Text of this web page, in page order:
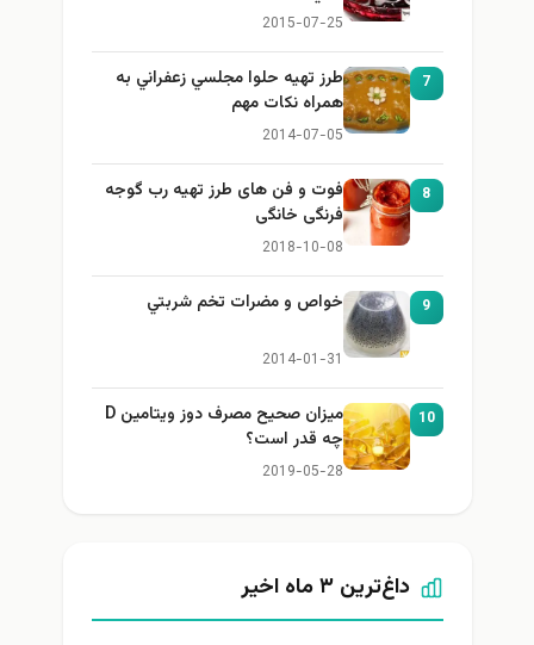
2015-07-25
7
طرز تهيه حلوا مجلسي زعفراني به
همراه نكات مهم
2014-07-05
8
فوت و فن های طرز تهیه رب گوجه
فرنگی خانگی
2018-10-08
9 خواص و مضرات تخم شربتي
2014-01-31
10
میزان صحیح مصرف دوز ویتامین D
چه قدر است؟
2019-05-28
داغ‌ترین ۳ ماه اخیر